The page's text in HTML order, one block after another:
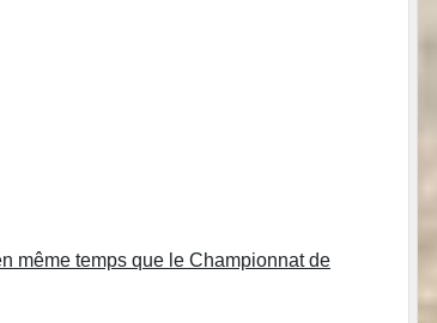
même temps que le Championnat de